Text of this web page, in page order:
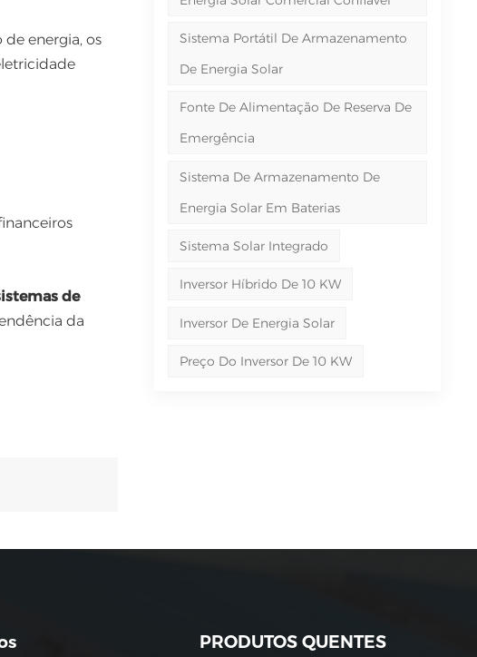
Sistema Portátil De Armazenamento
De Energia Solar
Fonte De Alimentação De Reserva De
Emergência
Sistema De Armazenamento De
Energia Solar Em Baterias
Sistema Solar Integrado
Inversor Híbrido De 10 KW
Inversor De Energia Solar
Preço Do Inversor De 10 KW
energia, os
de
da
PRODUTOS QUENTES